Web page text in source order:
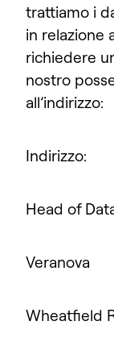
trattiamo i
in relazione
richiedere
nostro
all’indirizzo:
Indirizzo:
Head of
Veranova
Wheatfield